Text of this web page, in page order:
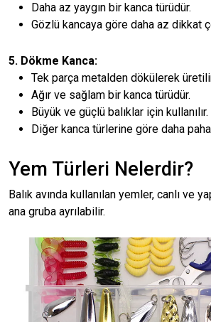
Daha az yaygın bir kanca türüdür.
Gözlü kancaya göre daha az dikkat
5. Dökme Kanca:
Tek parça metalden dökülerek
Ağır ve sağlam bir kanca türüdür.
Büyük ve güçlü balıklar için kullanılır.
Diğer kanca türlerine göre daha
Yem Türleri Nelerdir?
Balık avında kullanılan yemler, canlı ve
ana gruba ayrılabilir.